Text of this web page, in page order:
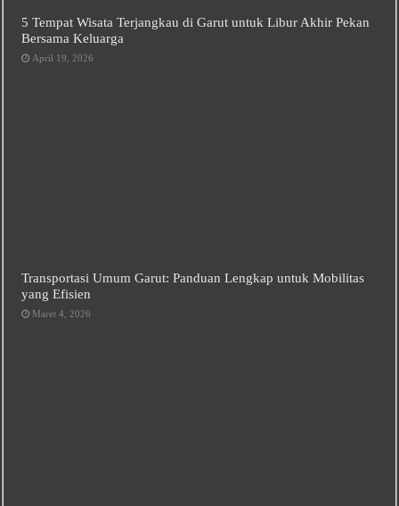
5 Tempat Wisata Terjangkau di Garut untuk Libur Akhir Pekan
Bersama Keluarga
April 19, 2026
Transportasi Umum Garut: Panduan Lengkap untuk Mobilitas
yang Efisien
Maret 4, 2026